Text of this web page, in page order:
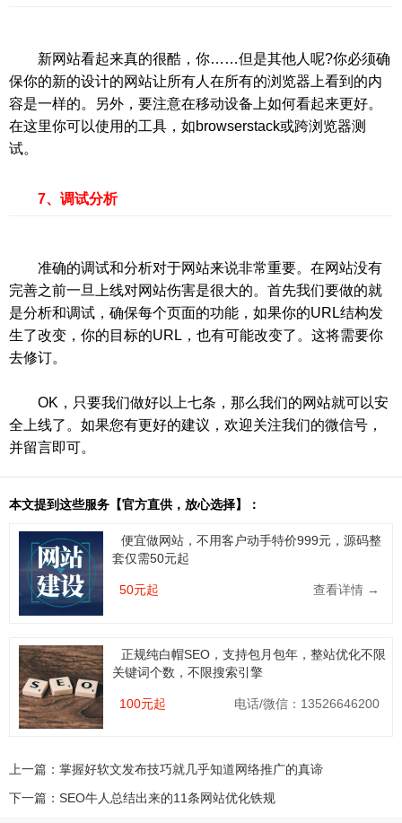
新网站看起来真的很酷，你……但是其他人呢?你必须确
保你的新的设计的网站让所有人在所有的浏览器上看到的内
容是一样的。另外，要注意在移动设备上如何看起来更好。
在这里你可以使用的工具，如browserstack或跨浏览器测
试。
7、调试分析
准确的调试和分析对于网站来说非常重要。在网站没有
完善之前一旦上线对网站伤害是很大的。首先我们要做的就
是分析和调试，确保每个页面的功能，如果你的URL结构发
生了改变，你的目标的URL，也有可能改变了。这将需要你
去修订。
OK，只要我们做好以上七条，那么我们的网站就可以安
全上线了。如果您有更好的建议，欢迎关注我们的微信号，
并留言即可。
本文提到这些服务【官方直供，放心选择】：
便宜做网站，不用客户动手特价999元，源码整
套仅需50元起
50元起 查看详情 →
正规纯白帽SEO，支持包月包年，整站优化不限
关键词个数，不限搜索引擎
100元起 电话/微信：13526646200
上一篇： 掌握好软文发布技巧就几乎知道网络推广的真谛
下一篇： SEO牛人总结出来的11条网站优化铁规